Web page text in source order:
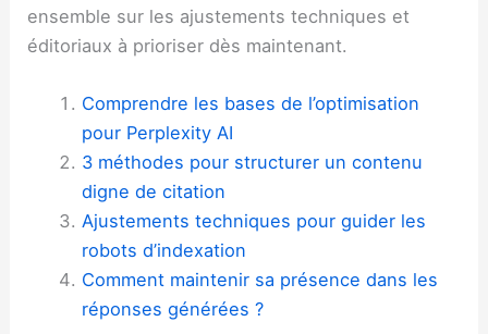
ensemble sur les ajustements techniques et
éditoriaux à prioriser dès maintenant.
Comprendre les bases de l’optimisation
pour Perplexity AI
3 méthodes pour structurer un contenu
digne de citation
Ajustements techniques pour guider les
robots d’indexation
Comment maintenir sa présence dans les
réponses générées ?